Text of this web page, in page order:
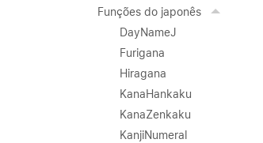
Funções do japonês
DayNameJ
Furigana
Hiragana
KanaHankaku
KanaZenkaku
KanjiNumeral